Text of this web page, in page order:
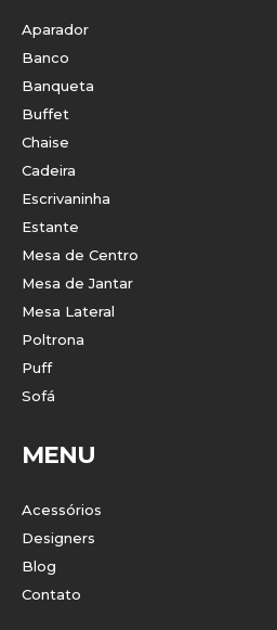
Aparador
Banco
Banqueta
Buffet
Chaise
Cadeira
Escrivaninha
Estante
Mesa de Centro
Mesa de Jantar
Mesa Lateral
Poltrona
Puff
Sofá
MENU
Acessórios
Designers
Blog
Contato